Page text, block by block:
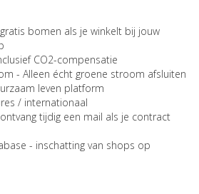
bomen als je winkelt bij jouw
CO2-compensatie
- Alleen écht groene stroom afsluiten
leven platform
/ internationaal
tijdig een mail als je contract
- inschatting van shops op